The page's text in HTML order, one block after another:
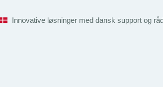
Innovative løsninger med dansk support og